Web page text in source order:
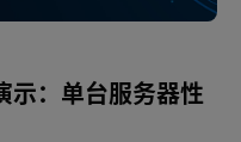
示：单台服务器性